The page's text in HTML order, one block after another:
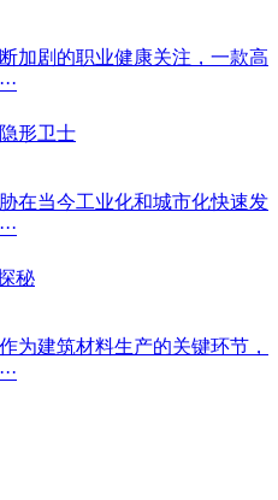
加剧的职业健康关注，一款高
形卫士
在当今工业化和城市化快速发
秘
为建筑材料生产的关键环节，